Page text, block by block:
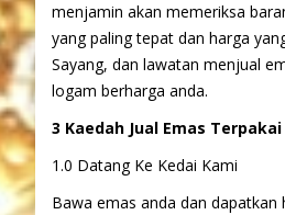
menjamin akan memeriksa
yang paling tepat dan harga
Sayang, dan lawatan menjual
logam berharga anda.
3 Kaedah Jual Emas
1.0 Datang Ke Kedai Kami
Bawa emas anda dan